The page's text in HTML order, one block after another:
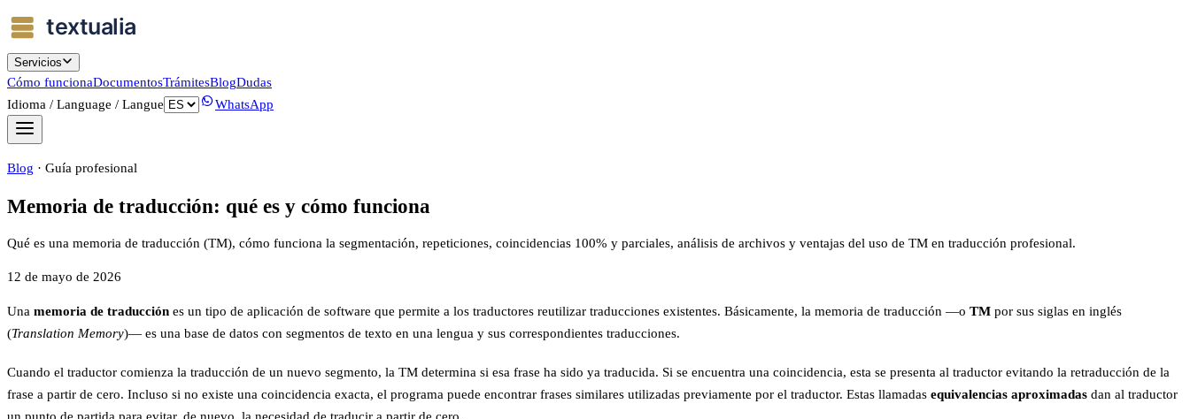
Servicios
Cómo funcionaDocumentosTrámitesBlogDudas
Idioma / Language / Langue
WhatsApp
Blog · Guía profesional
Memoria de traducción: qué es y cómo funciona
Qué es una memoria de traducción (TM), cómo funciona la segmentación, repeticiones, coincidencias 100% y parciales, análisis de archivos y ventajas del uso de TM en traducción profesional.
12 de mayo de 2026
Una memoria de traducción es un tipo de aplicación de software que permite a los traductores reutilizar traducciones existentes. Básicamente, la memoria de traducción —o TM por sus siglas en inglés
(Translation Memory)— es una base de datos con segmentos de texto en una lengua y sus correspondientes traducciones.
Cuando el traductor comienza la traducción de un nuevo segmento, la TM determina si esa frase ha sido ya traducida. Si se encuentra una coincidencia, esta se presenta al traductor evitando la retraducción de la
frase a partir de cero. Incluso si no existe una coincidencia exacta, el programa puede encontrar frases similares utilizadas previamente por el traductor. Estas llamadas equivalencias aproximadas dan al traductor